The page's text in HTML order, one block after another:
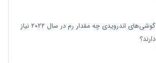
گوشی‌های اندرویدی چه مقدار رم در سال ۲۰۲۲ نیاز
دارند؟